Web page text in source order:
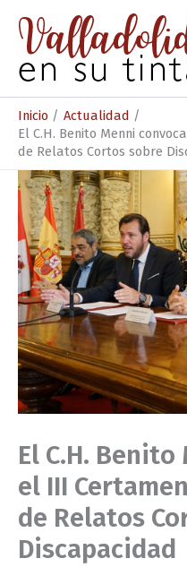
contenido
Inicio
Actualidad
El C.H. Benito Menni
de Relatos Cortos sobre
El C.H.
el III
de Relatos
Discapacidad